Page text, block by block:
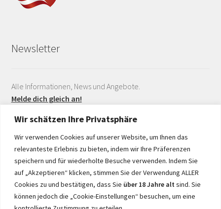
Wir schätzen Ihre Privatsphäre
Wir verwenden Cookies auf unserer Website, um Ihnen das
relevanteste Erlebnis zu bieten, indem wir Ihre Präferenzen
speichern und für wiederholte Besuche verwenden. Indem Sie
auf „Akzeptieren“ klicken, stimmen Sie der Verwendung ALLER
Cookies zu und bestätigen, dass Sie über 18 Jahre alt sind. Sie
können jedoch die „Cookie-Einstellungen“ besuchen, um eine
Newsletter
Alle Informationen, News und Angebote.
Melde dich gleich an!
Realisiert durch